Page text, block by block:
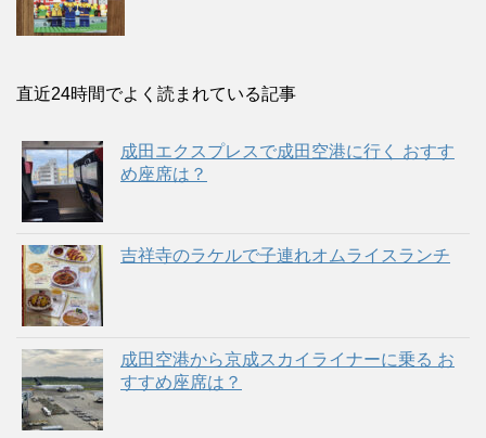
直近24時間でよく読まれている記事
成田エクスプレスで成田空港に行く おすす
め座席は？
吉祥寺のラケルで子連れオムライスランチ
成田空港から京成スカイライナーに乗る お
すすめ座席は？